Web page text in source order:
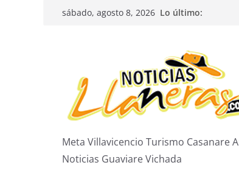
Saltarsábado, agosto 8, 2026 Lo último:
Meta Villavicencio Turismo Casanare
Noticias Guaviare Vichada